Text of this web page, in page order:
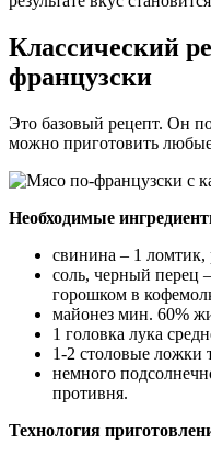
Классический
французски
Это базовый рецепт. Он
можно приготовить
Необходимые
свинина – 1 ломтик,
соль, черный перец
горошком в
майонез мин. 60%
1 головка лука
1-2 столовые ложки
немного
противня.
Технология